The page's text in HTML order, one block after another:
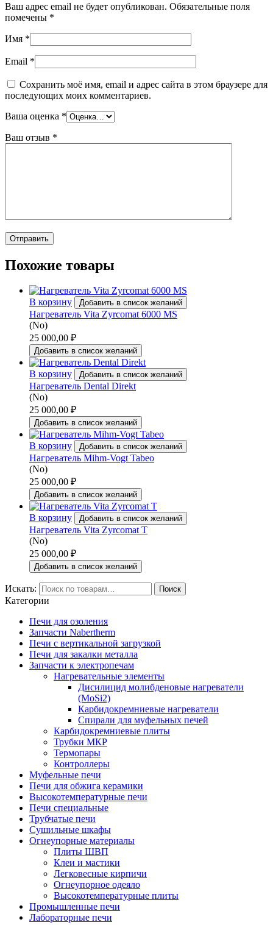
Ваш адрес email не будет опубликован. Обязательные поля
помечены *
Имя *
Email *
Сохранить моё имя, email и адрес сайта в этом браузере для
последующих моих комментариев.
Ваша оценка *
Ваш отзыв *
Похожие товары
В корзину Добавить в список желаний
Нагреватель Vita Zyrcomat 6000 MS
(No)
25 000,00 ₽
Добавить в список желаний
В корзину Добавить в список желаний
Нагреватель Dental Direkt
(No)
25 000,00 ₽
Добавить в список желаний
В корзину Добавить в список желаний
Нагреватель Mihm-Vogt Tabeo
(No)
25 000,00 ₽
Добавить в список желаний
В корзину Добавить в список желаний
Нагреватель Vita Zyrcomat T
(No)
25 000,00 ₽
Добавить в список желаний
Искать: Поиск
Категории
Печи для озоления
Запчасти Nabertherm
Печи с вертикальной загрузкой
Печи для закалки металла
Запчасти к электропечам
Нагревательные элементы
Дисилицид молибденовые нагреватели
(MoSi2)
Карбидокремниевые нагреватели
Спирали для муфельных печей
Карбидокремниевые плиты
Трубки МКР
Термопары
Контроллеры
Муфельные печи
Печи для обжига керамики
Высокотемпературные печи
Печи специальные
Трубчатые печи
Сушильные шкафы
Огнеупорные материалы
Плиты ШВП
Клеи и мастики
Легковесные кирпичи
Огнеупорное одеяло
Высокотемпературные плиты
Промышленные печи
Лабораторные печи